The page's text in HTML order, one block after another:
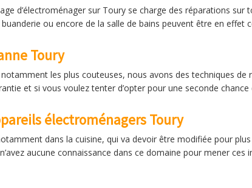
d’électroménager sur Toury se charge des réparations sur
ou encore de la salle de bains peuvent être en effet
Toury
les plus couteuses, nous avons des techniques
et si vous voulez tenter d’opter pour une seconde
électroménagers Toury
dans la cuisine, qui va devoir être modifiée pour plus
aucune connaissance dans ce domaine pour mener ces